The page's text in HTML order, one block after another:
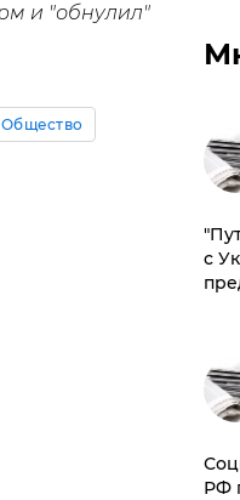
и "обнулил"
Общество
с
РФ